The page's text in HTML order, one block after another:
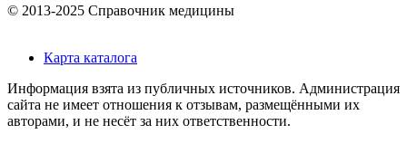
© 2013-2025 Справочник медицины
Карта каталога
Информация взята из публичных источников. Администрация
сайта не имеет отношения к отзывам, размещёнными их
авторами, и не несёт за них ответственности.